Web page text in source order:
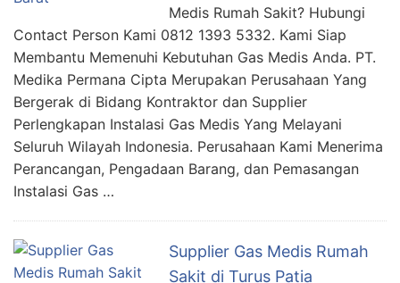
Medis Rumah Sakit? Hubungi
Contact Person Kami 0812 1393 5332. Kami Siap
Membantu Memenuhi Kebutuhan Gas Medis Anda. PT.
Medika Permana Cipta Merupakan Perusahaan Yang
Bergerak di Bidang Kontraktor dan Supplier
Perlengkapan Instalasi Gas Medis Yang Melayani
Seluruh Wilayah Indonesia. Perusahaan Kami Menerima
Perancangan, Pengadaan Barang, dan Pemasangan
Instalasi Gas …
Supplier Gas Medis Rumah
Sakit di Turus Patia